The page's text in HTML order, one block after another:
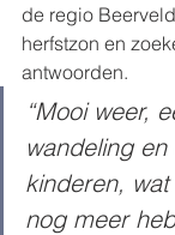
de regio
herfstzon en
antwoorden.
“Mooi weer,
wandeling
kinderen,
nog meer